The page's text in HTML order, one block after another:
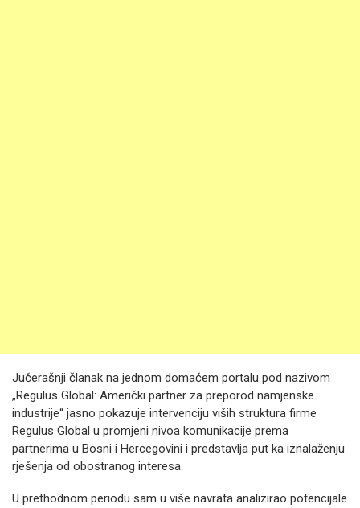
Jučerašnji članak na jednom domaćem portalu pod nazivom
„Regulus Global: Američki partner za preporod namjenske
industrije“ jasno pokazuje intervenciju viših struktura firme
Regulus Global u promjeni nivoa komunikacije prema
partnerima u Bosni i Hercegovini i predstavlja put ka iznalaženju
rješenja od obostranog interesa.
U prethodnom periodu sam u više navrata analizirao potencijale